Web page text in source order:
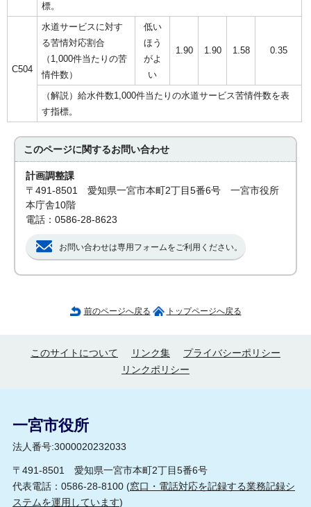
標。
C504
水道サービスに対す
る苦情対応割合
（1,000件当たりの苦
情件数）
低い
ほう
がよ
い
1.90 1.90 1.58 0.35
（解説）給水件数1,000件当たりの水道サービス苦情件数を表
す指標。
このページに関するお問い合わせ
計画調整課
〒491-8501 愛知県一宮市本町2丁目5番6号 一宮市役所
本庁舎10階
電話：0586-28-8623
お問い合わせは専用フォームをご利用ください。
前のページへ戻る トップページへ戻る
このサイトについて リンク集
プライバシーポリシー
リンクポリシー
一宮市役所
法人番号:3000020232033
〒491-8501 愛知県一宮市本町2丁目5番6号
代表電話：0586-28-8100 (窓口・電話対応を記録する業務記録シ
ステムを運用しています)